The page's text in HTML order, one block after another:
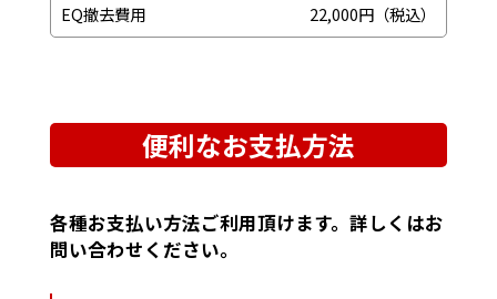
EQ撤去費用 22,000円（税込）
便利なお支払方法
各種お支払い方法ご利用頂けます。詳しくはお
問い合わせください。